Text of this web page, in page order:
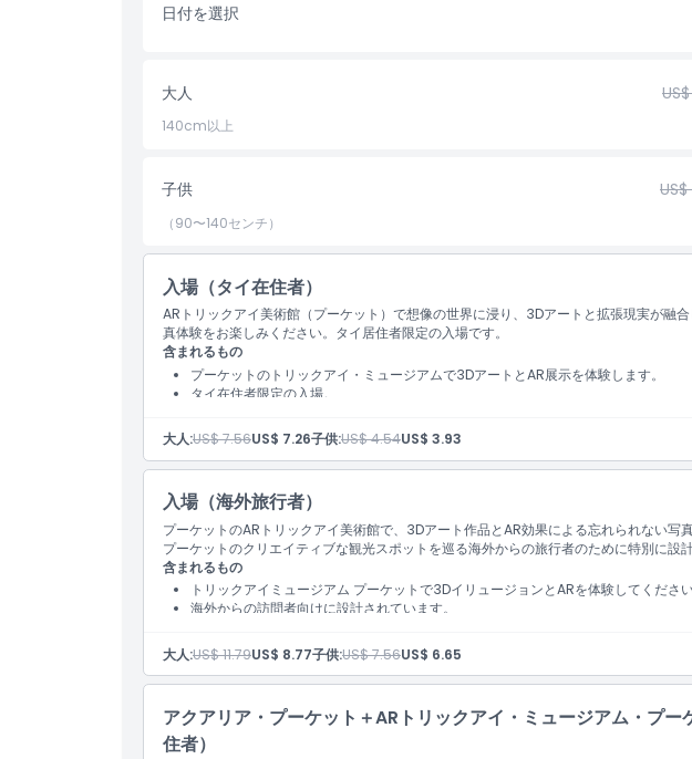
ARトリックアイ・ミュージアム プーケットを訪れて、プーケットで最も注目す
アート、拡張現実、インタラクティブな楽しさが融合したユニークな体験をお楽
子供／大人ポリシー
営業時間
注意事項
キャンセルポリシー
日付を選択
大人
140cm以上
子供
（90〜140センチ）
入場（タイ在住者）
ARトリックアイ美術館（プーケット）で想像の世界に浸り、3Dアートと拡張現実が融
真体験をお楽しみください。タイ居住者限定の入場です。
含まれるもの
プーケットのトリックアイ・ミュージアムで3DアートとAR展示を体験します。
タイ在住者限定の入場。
大人:US$ 7.56US$ 7.26子供:US$ 4.54US$ 3.93
入場（海外旅行者）
プーケットのARトリックアイ美術館で、3Dアート作品とAR効果による忘れられない写
プーケットのクリエイティブな観光スポットを巡る海外からの旅行者のために特別に設計
含まれるもの
トリックアイミュージアム プーケットで3DイリュージョンとARを体験してください
海外からの訪問者向けに設計されています。
大人:US$ 11.79US$ 8.77子供:US$ 7.56US$ 6.65
アクアリア・プーケット＋ARトリックアイ・ミュージアム・プ
住者）